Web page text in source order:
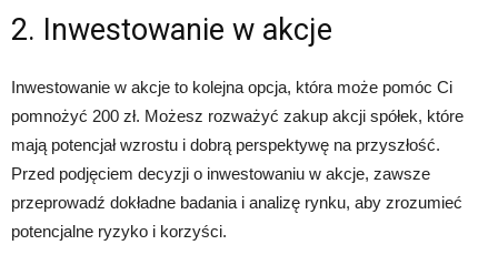
2. Inwestowanie w akcje
Inwestowanie w akcje to kolejna opcja, która może pomóc Ci
pomnożyć 200 zł. Możesz rozważyć zakup akcji spółek, które
mają potencjał wzrostu i dobrą perspektywę na przyszłość.
Przed podjęciem decyzji o inwestowaniu w akcje, zawsze
przeprowadź dokładne badania i analizę rynku, aby zrozumieć
potencjalne ryzyko i korzyści.